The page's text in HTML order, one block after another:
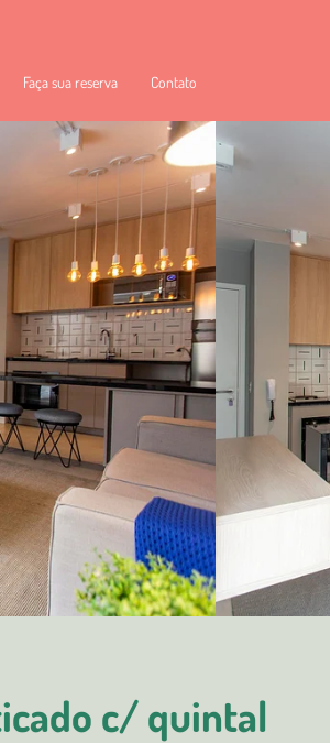
Faça sua reserva Contato
c/ quintal